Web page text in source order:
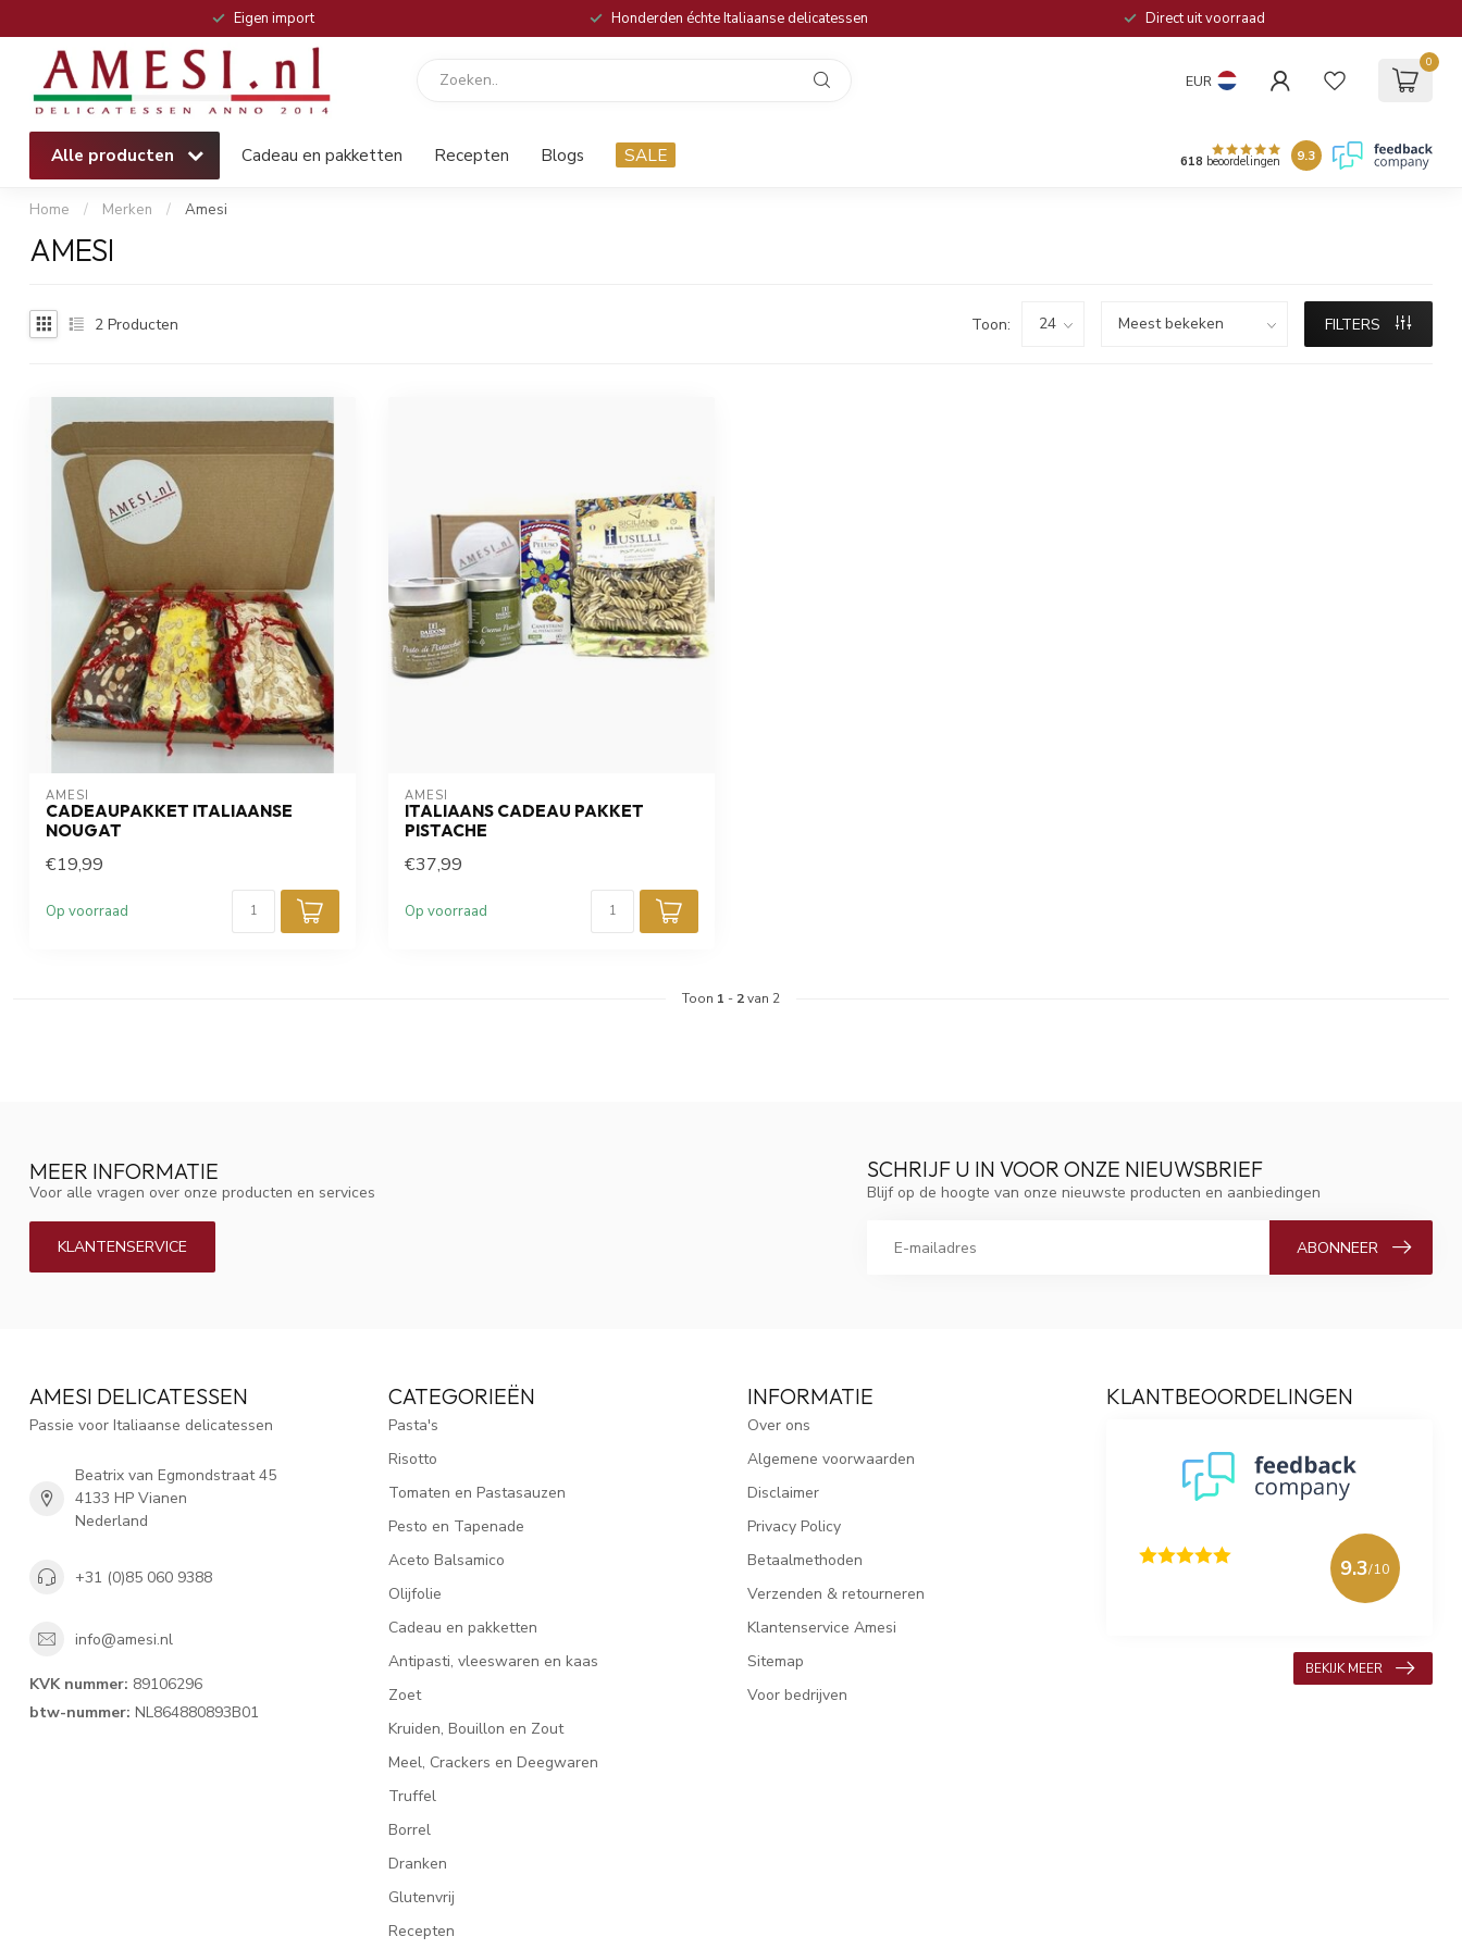
Eigen import Honderden échte Italiaanse delicatessen Direct uit voorraad
EUR
0
Alle producten Cadeau en pakketten Recepten Blogs SALE 618 beoordelingen 9.3
Home / Merken / Amesi
AMESI
2 Producten Toon: FILTERS
AMESI
CADEAUPAKKET ITALIAANSE
NOUGAT
€19,99
Op voorraad
AMESI
ITALIAANS CADEAU PAKKET
PISTACHE
€37,99
Op voorraad
Toon 1 - 2van 2
MEER INFORMATIE
Voor alle vragen over onze producten en services
KLANTENSERVICE
SCHRIJF U IN VOOR ONZE NIEUWSBRIEF
Blijf op de hoogte van onze nieuwste producten en aanbiedingen
ABONNEER
AMESI DELICATESSEN
Passie voor Italiaanse delicatessen
Beatrix van Egmondstraat 45
4133 HP Vianen
Nederland
+31 (0)85 060 9388
info@amesi.nl
KVK nummer: 89106296
btw-nummer: NL864880893B01
CATEGORIEËN
Pasta's
Risotto
Tomaten en Pastasauzen
Pesto en Tapenade
Aceto Balsamico
Olijfolie
Cadeau en pakketten
Antipasti, vleeswaren en kaas
Zoet
Kruiden, Bouillon en Zout
Meel, Crackers en Deegwaren
Truffel
Borrel
Dranken
Glutenvrij
Recepten
INFORMATIE
Over ons
Algemene voorwaarden
Disclaimer
Privacy Policy
Betaalmethoden
Verzenden & retourneren
Klantenservice Amesi
Sitemap
Voor bedrijven
KLANTBEOORDELINGEN
9.3/10
BEKIJK MEER